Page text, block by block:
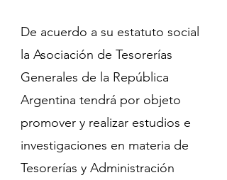
De acuerdo a su estatuto social
la Asociación de Tesorerías
Generales de la República
Argentina tendrá por objeto
promover y realizar estudios e
investigaciones en materia de
Tesorerías y Administración